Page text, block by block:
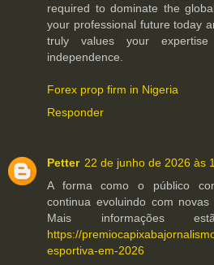
required to dominate the
your professional future today
truly values your
independence.
Forex prop firm in Nigeria
Responder
Petter 22 de junho de 2026 às
A forma como o público
continua evoluindo com novas
Mais informações
https://
esportiva-em-2026